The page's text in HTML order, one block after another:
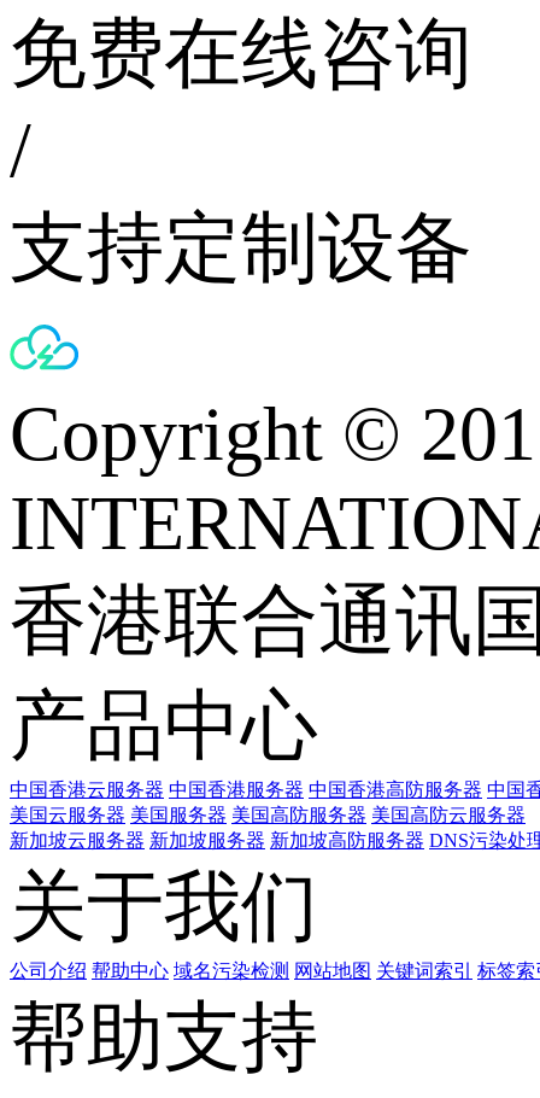
免费在线咨询
/
支持定制设备
Copyright ©
香港联合通讯
产品中心
中国香港云服务器 中国香港服务器 中国香港高防服务器 中国
美国云服务器 美国服务器 美国高防服务器 美国高防云服务器
新加坡云服务器 新加坡服务器 新加坡高防服务器 DNS污染处
关于我们
公司介绍 帮助中心 域名污染检测 网站地图 关键词索引 标签索
帮助支持